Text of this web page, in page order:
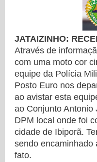
JATAIZINHO:
Através de
com uma moto cor
equipe da Polícia
Posto Euro nos
ao avistar esta
ao Conjunto Antonio
DPM local onde foi
cidade de Ibiporã.
sendo encaminhado
fato.